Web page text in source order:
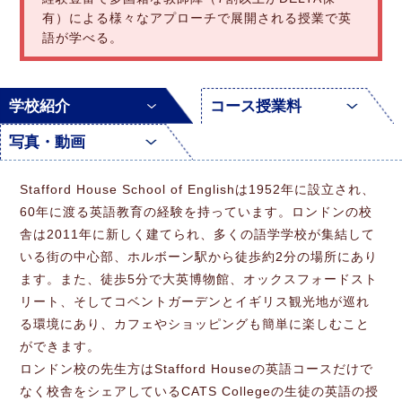
有）による様々なアプローチで展開される授業で英
語が学べる。
学校紹介
コース授業料
写真・動画
Stafford House School of Englishは1952年に設立され、
60年に渡る英語教育の経験を持っています。ロンドンの校
舎は2011年に新しく建てられ、多くの語学学校が集結して
いる街の中心部、ホルボーン駅から徒歩約2分の場所にあり
ます。また、徒歩5分で大英博物館、オックスフォードスト
リート、そしてコベントガーデンとイギリス観光地が巡れ
る環境にあり、カフェやショッピングも簡単に楽しむこと
ができます。
ロンドン校の先生方はStafford Houseの英語コースだけで
なく校舎をシェアしているCATS Collegeの生徒の英語の授